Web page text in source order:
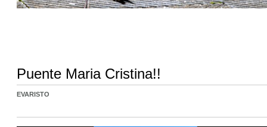
Puente Maria Cristina!!
EVARISTO